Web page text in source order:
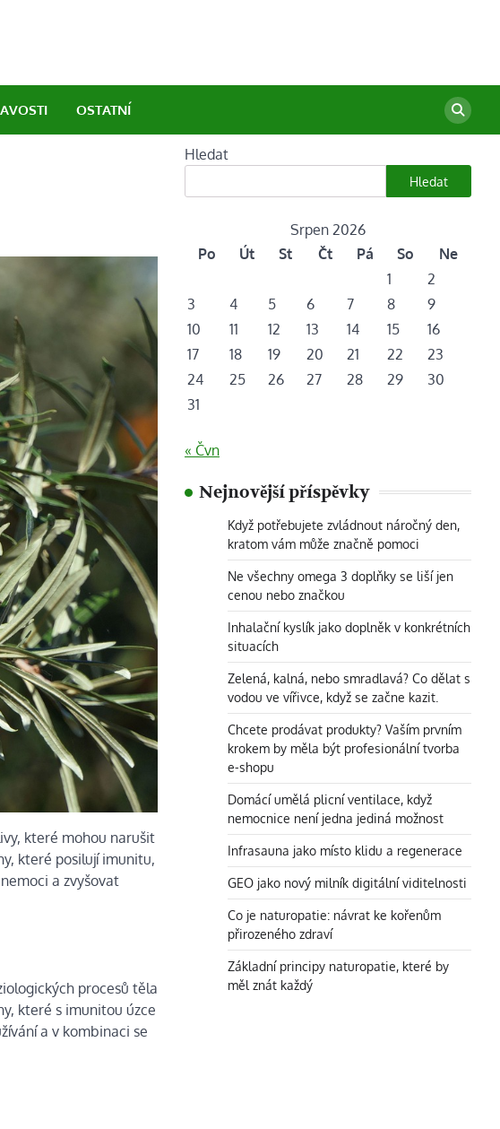
OSTATNÍ
které mohou narušit
které posilují imunitu,
a zvyšovat
procesů těla
které s imunitou úzce
a v kombinaci se
Hledat
Hledat
Srpen 2026
Po
Út St Čt Pá So
Ne
1
2
3
4 5 6 7 8
9
10
11 12 13 14 15
16
17
18 19 20 21 22
23
24
25 26 27 28 29
30
31
« Čvn
Nejnovější příspěvky
Když potřebujete zvládnout náročný den,
kratom vám může značně pomoci
Ne všechny omega 3 doplňky se liší jen
cenou nebo značkou
Inhalační kyslík jako doplněk v konkrétních
situacích
Zelená, kalná, nebo smradlavá? Co dělat s
vodou ve vířivce, když se začne kazit.
Chcete prodávat produkty? Vaším prvním
krokem by měla být profesionální tvorba
e-shopu
Domácí umělá plicní ventilace, když
nemocnice není jedna jediná možnost
Infrasauna jako místo klidu a regenerace
GEO jako nový milník digitální viditelnosti
Co je naturopatie: návrat ke kořenům
přirozeného zdraví
Základní principy naturopatie, které by
měl znát každý